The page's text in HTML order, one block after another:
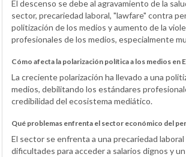
El descenso se debe al agravamiento de la
sector, precariedad laboral, "lawfare" contra
politización de los medios y aumento de la
profesionales de los medios, especialmente
Cómo afecta la polarización política a los medios en
La creciente polarización ha llevado a una
medios, debilitando los estándares
credibilidad del ecosistema mediático.
Qué problemas enfrenta el sector económico del
El sector se enfrenta a una precariedad laboral
dificultades para acceder a salarios dignos y